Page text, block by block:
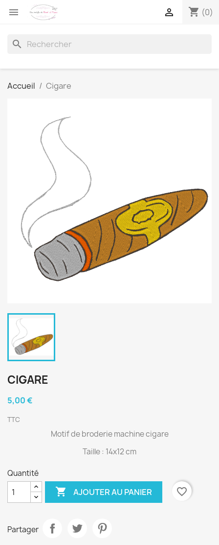
 shopping_cart (0)

search
Accueil Cigare
CIGARE
5,00 €
TTC
Motif de broderie machine cigare
Taille : 14x12 cm
Quantité
 AJOUTER AU PANIER favorite_border
Partager